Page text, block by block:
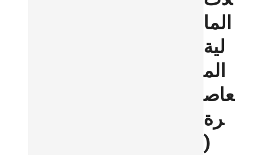
الما
لية
الم
عاص
رة
(